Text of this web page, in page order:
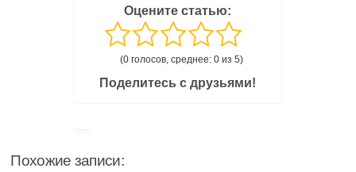
Оцените статью:
(0 голосов, среднее: 0 из 5)
Поделитесь с друзьями!
Похожие записи: